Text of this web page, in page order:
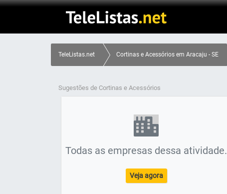
TeleListas.net Cortinas e Acessórios em Aracaju - SE
Sugestões de Cortinas e Acessórios
Todas as empresas dessa atividade.
Veja agora